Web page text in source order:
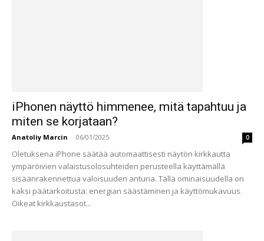
iPhonen näyttö himmenee, mitä tapahtuu ja
miten se korjataan?
Anatoliy Marcin - 06/01/2025 0
Oletuksena iPhone säätää automaattisesti näytön kirkkautta
ympäröivien valaistusolosuhteiden perusteella käyttämällä
sisäänrakennettua valoisuuden anturia. Tällä ominaisuudella on
kaksi päätarkoitusta: energian säästäminen ja käyttömukavuus.
Oikeat kirkkaustasot...